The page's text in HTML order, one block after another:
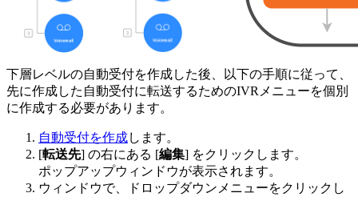
下層レベルの自動受付を作成した後、以下の手順に従って、
先に作成した自動受付に転送するためのIVRメニューを個別
に作成する必要があります。
自動受付を作成します。
[転送先] の右にある [編集] をクリックします。
ポップアップウィンドウが表示されます。
ウィンドウで、ドロップダウンメニューをクリックし